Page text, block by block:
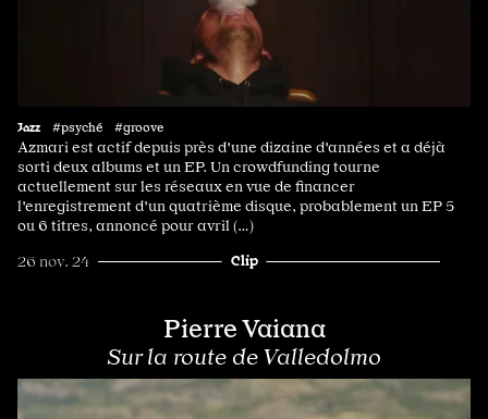
Jazz #psyché #groove
Azmari est actif depuis près d'une dizaine d'années et a déjà
sorti deux albums et un EP. Un crowdfunding tourne
actuellement sur les réseaux en vue de financer
l'enregistrement d'un quatrième disque, probablement un EP 5
ou 6 titres, annoncé pour avril (…)
26 nov. 24 Clip
Pierre Vaiana
Sur la route de Valledolmo